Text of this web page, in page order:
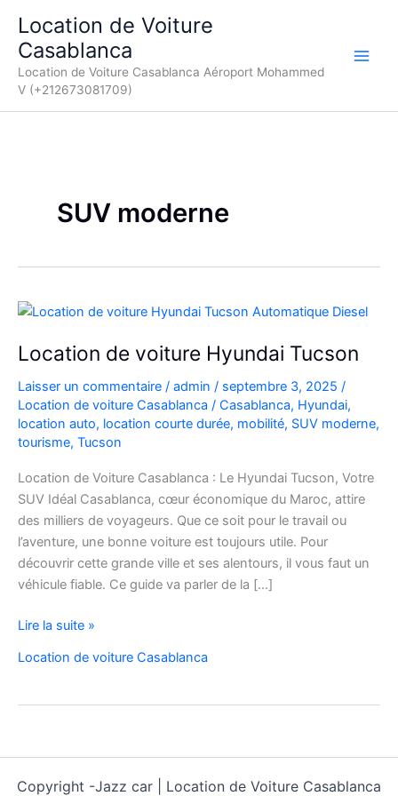
contenu
Location de Voiture
Casablanca
Location de Voiture Casablanca Aéroport Mohammed
V (+212673081709)
SUV moderne
Location de voiture Hyundai Tucson
Laisser un commentaire / admin / septembre 3, 2025 /
Location de voiture Casablanca / Casablanca, Hyundai,
location auto, location courte durée, mobilité, SUV moderne,
tourisme, Tucson
Location de Voiture Casablanca : Le Hyundai Tucson, Votre
SUV Idéal Casablanca, cœur économique du Maroc, attire
des milliers de voyageurs. Que ce soit pour le travail ou
l’aventure, une bonne voiture est toujours utile. Pour
découvrir cette grande ville et ses alentours, il vous faut un
véhicule fiable. Ce guide va parler de la […]
Location
voiture
Tucson
Lire la suite »
Location de voiture Casablanca
Copyright -Jazz car | Location de Voiture Casablanca